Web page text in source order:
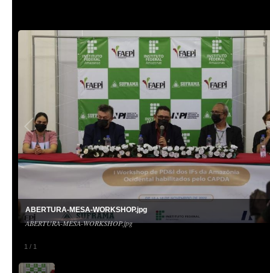
1 / 1
ABERTURA-MESA-WORKSHOP.jpg
ABERTURA-MESA-WORKSHOP.jpg